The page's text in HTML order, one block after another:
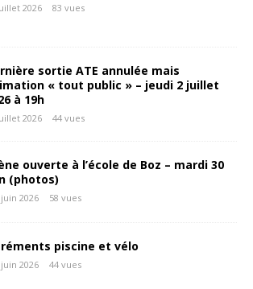
2026 83 vues
sortie ATE annulée mais
« tout public » – jeudi 2 juillet
à 19h
2026 44 vues
ouverte à l’école de Boz – mardi 30
(photos)
2026 58 vues
piscine et vélo
2026 44 vues